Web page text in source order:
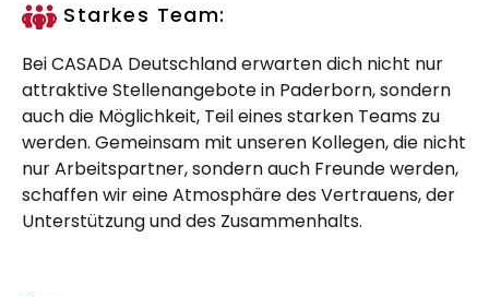
Starkes Team:
Bei CASADA Deutschland erwarten dich nicht nur
attraktive Stellenangebote in Paderborn, sondern
auch die Möglichkeit, Teil eines starken Teams zu
werden. Gemeinsam mit unseren Kollegen, die nicht
nur Arbeitspartner, sondern auch Freunde werden,
schaffen wir eine Atmosphäre des Vertrauens, der
Unterstützung und des Zusammenhalts.